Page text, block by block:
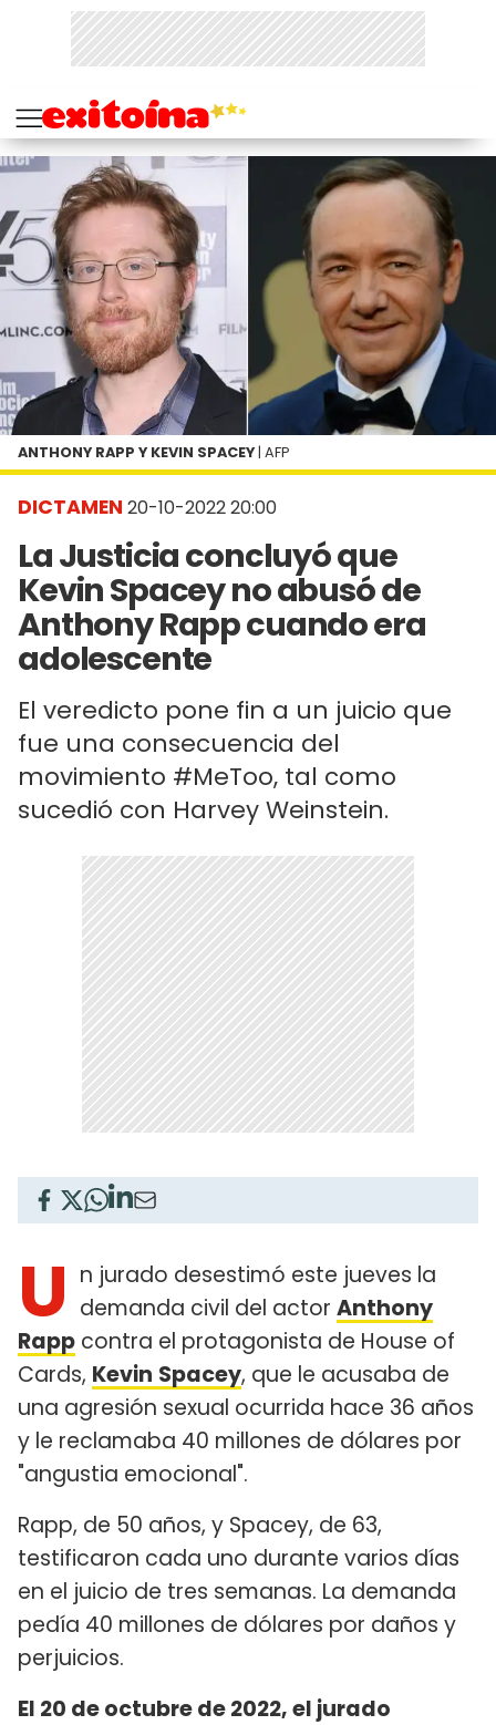
DICTAMEN 20-10-2022 20:00
La Justicia concluyó que
Kevin Spacey no abusó de
Anthony Rapp cuando era
adolescente
El veredicto pone fin a un juicio que
fue una consecuencia del
movimiento #MeToo, tal como
sucedió con Harvey Weinstein.
ANTHONY RAPP Y KEVIN SPACEY| AFP
U n jurado desestimó este jueves la
demanda civil del actor Anthony
Rapp contra el protagonista de House of
Cards, Kevin Spacey, que le acusaba de
una agresión sexual ocurrida hace 36 años
y le reclamaba 40 millones de dólares por
"angustia emocional".
Rapp, de 50 años, y Spacey, de 63,
testificaron cada uno durante varios días
en el juicio de tres semanas. La demanda
pedía 40 millones de dólares por daños y
perjuicios.
El 20 de octubre de 2022, el jurado